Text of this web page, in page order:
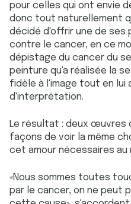
pour celles qui ont envie
donc tout naturellement
décidé d'offrir une de ses
contre le cancer, en ce
dépistage du cancer du
peinture qu'a réalisée la
fidèle à l'image tout en
d'interprétation.
Le résultat : deux œuvres
façons de voir la même
cet amour nécessaires au
«Nous sommes toutes
par le cancer, on ne peut